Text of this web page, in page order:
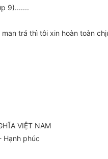
9).......
trá thì tôi xin hoàn toàn
VIỆT NAM
phúc